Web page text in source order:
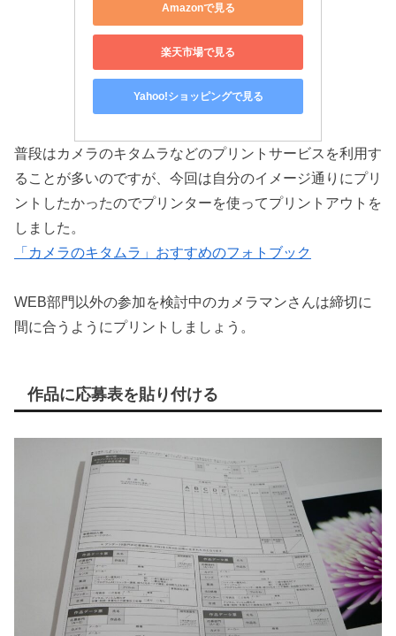
Amazonで見る
楽天市場で見る
Yahoo!ショッピングで見る
普段はカメラのキタムラなどのプリントサービスを利用す
ることが多いのですが、今回は自分のイメージ通りにプリ
ントしたかったのでプリンターを使ってプリントアウトを
しました。
「カメラのキタムラ」おすすめのフォトブック
WEB部門以外の参加を検討中のカメラマンさんは締切に
間に合うようにプリントしましょう。
作品に応募表を貼り付ける